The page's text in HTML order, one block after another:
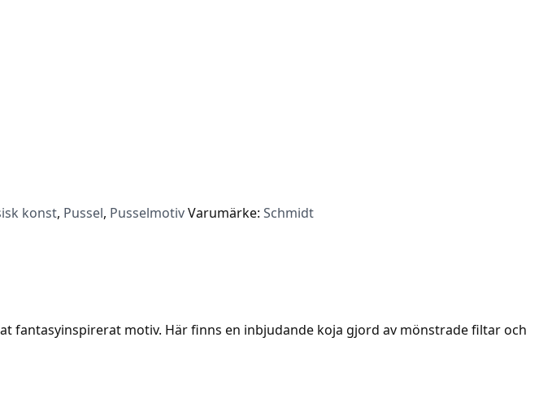
konst, Pussel, PusselmotivVarumärke: Schmidt
fantasyinspirerat motiv. Här finns en inbjudande koja gjord av mönstrade filtar och